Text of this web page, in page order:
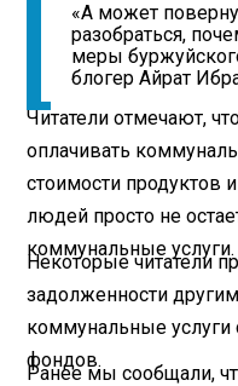
«А может
разобраться,
меры
блогер Айрат
Читатели отмечают,
оплачивать
стоимости продуктов
людей просто не
коммунальные услуги.
Некоторые читатели
задолженности
коммунальные
фондов.
Ранее мы сообщали,